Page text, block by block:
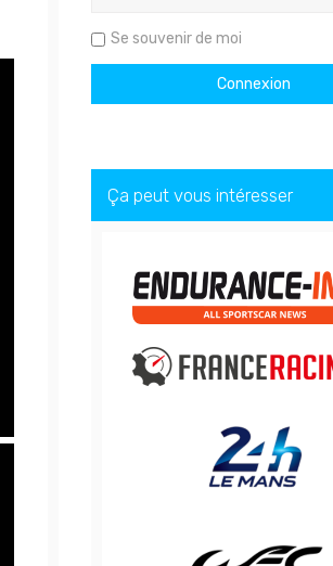
Se souvenir de moi
Ça peut vous intéresser